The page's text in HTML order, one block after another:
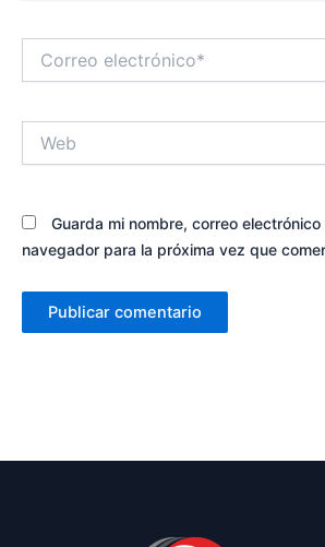
electrónico*
Guarda mi nombre, correo
navegador para la próxima vez que